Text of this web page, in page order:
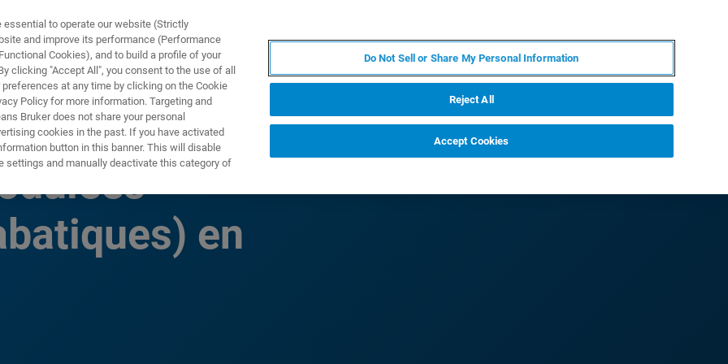
Y SOLUCIONES APLICACIONES
en
to operate our website (Strictly
and improve its performance (Performance
Cookies), and to build a profile of your
clicking "Accept All", you consent to the use of all
at any time by clicking on the Cookie
Policy for more information. Targeting and
Bruker does not share your personal
cookies in the past. If you have activated
button in this banner. This will disable
settings and manually deactivate this category of
Do Not Sell or Share My Personal Information
Reject All
Accept Cookies